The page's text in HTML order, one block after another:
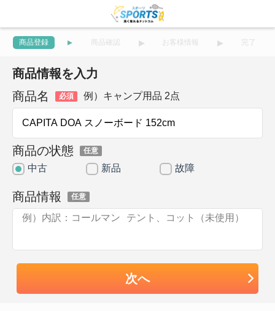
商品登録 商品確認 お客様情報 完了
商品情報を入力
商品名
必須 例）キャンプ用品 2点
商品の状態 任意
中古 新品 故障
商品情報 任意
次へ